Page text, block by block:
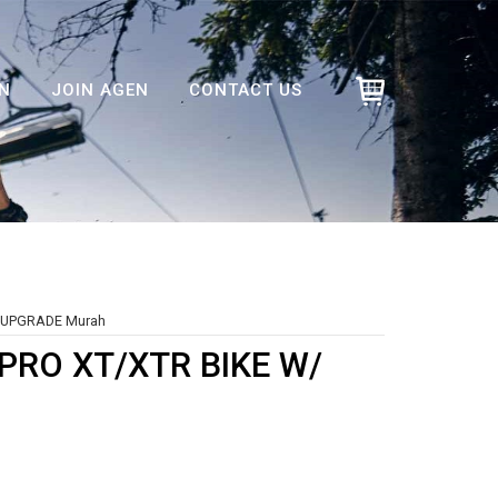
JOIN AGEN CONTACT US
Murah
XT/XTR BIKE W/